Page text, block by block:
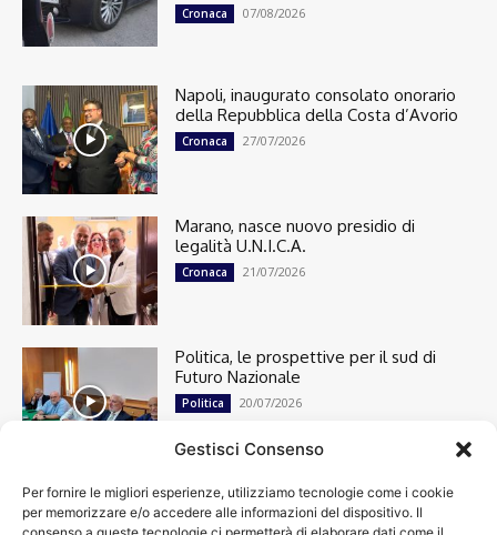
Gestisci Consenso
Per fornire le migliori esperienze, utilizziamo tecnologie come i cookie
per memorizzare e/o accedere alle informazioni del dispositivo. Il
Cronaca 07/08/2026
Napoli, inaugurato consolato onorario
della Repubblica della Costa d’Avorio
Cronaca 27/07/2026
Marano, nasce nuovo presidio di
legalità U.N.I.C.A.
Cronaca 21/07/2026
Politica, le prospettive per il sud di
Futuro Nazionale
Politica 20/07/2026
Cronaca
13497
Attualità
7301